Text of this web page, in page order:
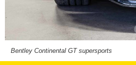
Bentley Continental GT supersports